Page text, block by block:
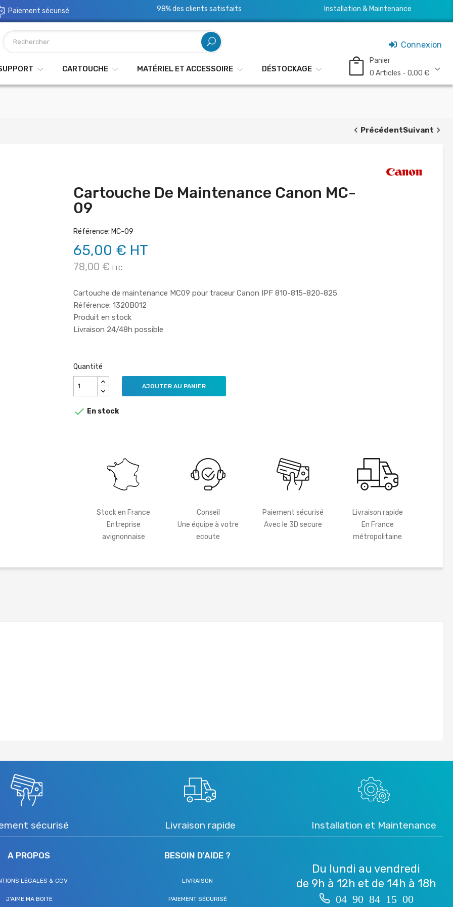
Paiement sécurisé 98% des clients satisfaits Installation & Maintenance
CARTOUCHE MATÉRIEL ET ACCESSOIRE DÉSTOCKAGE
Connexion
Panier
0 Articles - 0,00 €
PrécédentSuivant
Cartouche De Maintenance Canon MC-
09
Référence: MC-09
65,00 € HT
78,00 € TTC
Cartouche de maintenance MC09 pour traceur Canon IPF 810-815-820-825
Référence: 1320B012
Produit en stock
Livraison 24/48h possible
Quantité
AJOUTER AU PANIER
 En stock
Stock en France
Entreprise
avignonnaise
Conseil
Une équipe à votre
ecoute
Paiement sécurisé
Avec le 3D secure
Livraison rapide
En France
métropolitaine
sécurisé Livraison rapide Installation et Maintenance
A PROPOS
LÉGALES & CGV
J'AIME MA BOITE
BESOIN D'AIDE ?
LIVRAISON
PAIEMENT SÉCURISÉ
Du lundi au vendredi
de 9h à 12h et de 14h à 18h
04 90 84 15 00